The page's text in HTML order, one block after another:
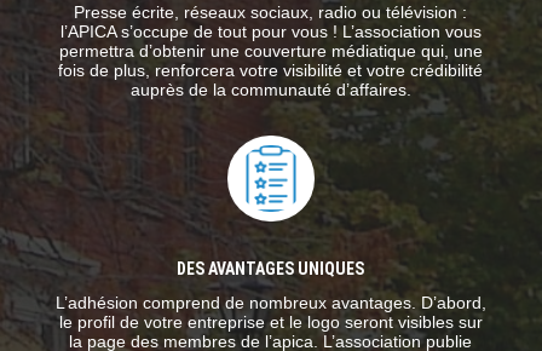
Presse écrite, réseaux sociaux, radio ou télévision :
l’APICA s’occupe de tout pour vous ! L’association vous
permettra d’obtenir une couverture médiatique qui, une
fois de plus, renforcera votre visibilité et votre crédibilité
auprès de la communauté d’affaires.
DES AVANTAGES UNIQUES
L’adhésion comprend de nombreux avantages. D’abord,
le profil de votre entreprise et le logo seront visibles sur
la page des membres de l’apica. L’association publie